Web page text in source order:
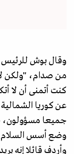
وقال بوش للرئيس
من صدام، "ولكن
كنت أتمنى أن لا
عن كوريا
جميعا مسؤولون،
وضع أسس السلام
وأردف قائلا إنه